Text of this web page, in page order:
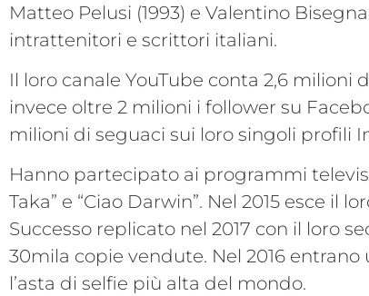
Matteo Pelusi (1993) e Valentino
intrattenitori e scrittori italiani.
Il loro canale YouTube conta 2,6 milioni
invece oltre 2 milioni i follower su
milioni di seguaci sui loro singoli profili
Hanno partecipato ai programmi
Taka” e “Ciao Darwin”. Nel 2015 esce il
Successo replicato nel 2017 con il loro
30mila copie vendute. Nel 2016
l’asta di selfie più alta del mondo.